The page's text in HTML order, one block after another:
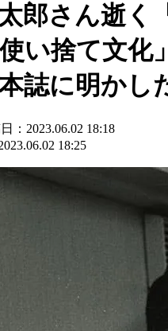
郎さん逝く
い捨て文化
誌に明かし
：2023.06.02 18:18
18:25